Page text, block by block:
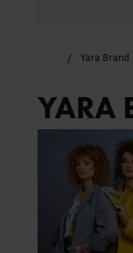
Yara Brand
YARA